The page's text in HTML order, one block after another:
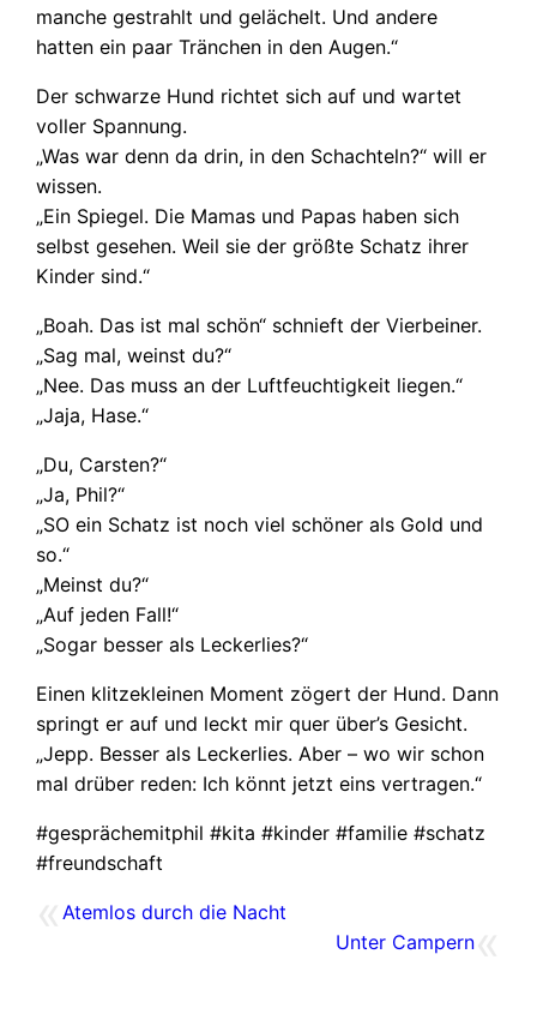
manche gestrahlt und gelächelt. Und andere
hatten ein paar Tränchen in den Augen.“
Der schwarze Hund richtet sich auf und wartet
voller Spannung.
„Was war denn da drin, in den Schachteln?“ will er
wissen.
„Ein Spiegel. Die Mamas und Papas haben sich
selbst gesehen. Weil sie der größte Schatz ihrer
Kinder sind.“
„Boah. Das ist mal schön“ schnieft der Vierbeiner.
„Sag mal, weinst du?“
„Nee. Das muss an der Luftfeuchtigkeit liegen.“
„Jaja, Hase.“
„Du, Carsten?“
„Ja, Phil?“
„SO ein Schatz ist noch viel schöner als Gold und
so.“
„Meinst du?“
„Auf jeden Fall!“
„Sogar besser als Leckerlies?“
Einen klitzekleinen Moment zögert der Hund. Dann
springt er auf und leckt mir quer über’s Gesicht.
„Jepp. Besser als Leckerlies. Aber – wo wir schon
mal drüber reden: Ich könnt jetzt eins vertragen.“
#gesprächemitphil #kita #kinder #familie #schatz
#freundschaft
«Atemlos durch die Nacht
«
Unter Campern